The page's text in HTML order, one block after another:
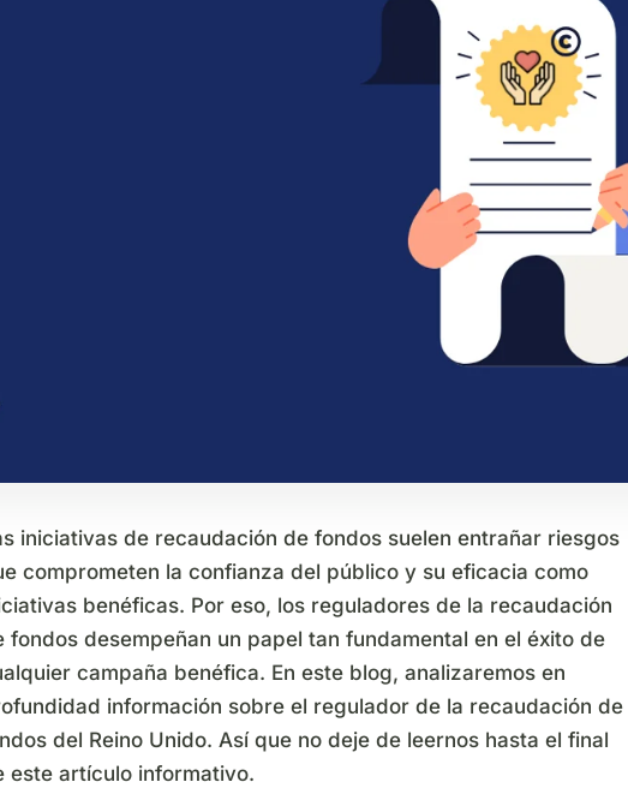
iniciativas de recaudación de fondos suelen entrañar riesgos
comprometen la confianza del público y su eficacia como
benéficas. Por eso, los reguladores de la recaudación
fondos desempeñan un papel tan fundamental en el éxito de
campaña benéfica. En este blog, analizaremos en
información sobre el regulador de la recaudación de
del Reino Unido. Así que no deje de leernos hasta el final
este artículo informativo.